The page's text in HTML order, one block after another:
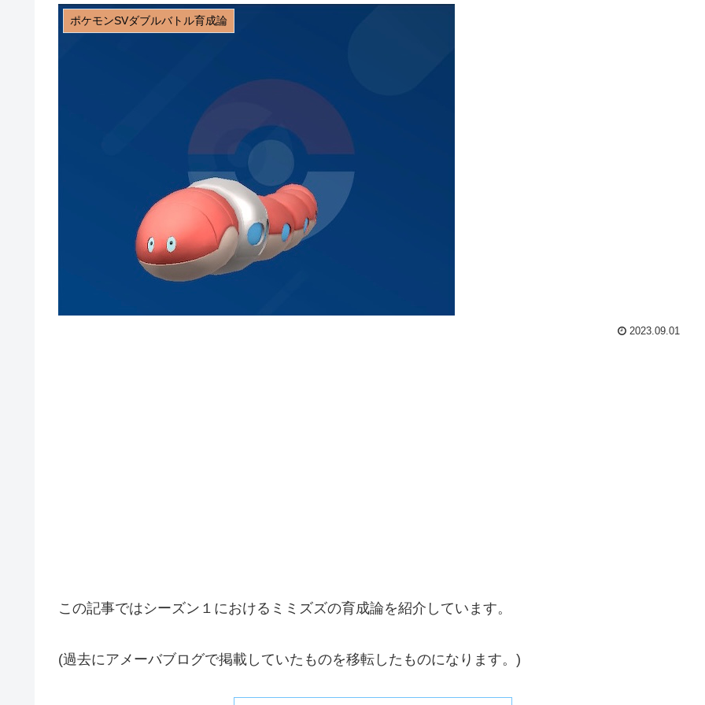
ポケモンSVダブルバトル育成論
2023.09.01
この記事ではシーズン１におけるミミズズの育成論を紹介しています。
(過去にアメーバブログで掲載していたものを移転したものになります。)